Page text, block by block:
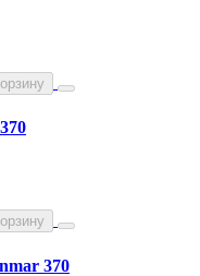
370